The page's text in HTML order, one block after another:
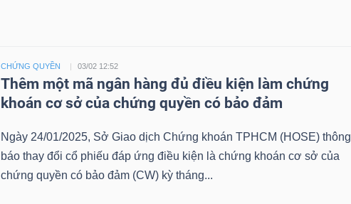
CHỨNG QUYỀN 03/02 12:52
Thêm một mã ngân hàng đủ điều kiện làm chứng
khoán cơ sở của chứng quyền có bảo đảm
Ngày 24/01/2025, Sở Giao dịch Chứng khoán TPHCM (HOSE) thông
báo thay đổi cổ phiếu đáp ứng điều kiện là chứng khoán cơ sở của
chứng quyền có bảo đảm (CW) kỳ tháng...